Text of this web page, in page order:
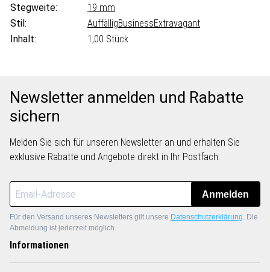
Stegweite:
19 mm
Stil:
AuffälligBusinessExtravagant
Inhalt:
1,00 Stück
Newsletter anmelden und Rabatte
sichern
Melden Sie sich für unseren Newsletter an und erhalten Sie
exklusive Rabatte und Angebote direkt in Ihr Postfach.
Anmelden
Für den Versand unseres Newsletters gilt unsere Datenschutzerklärung. Die
Abmeldung ist jederzeit möglich.
Informationen